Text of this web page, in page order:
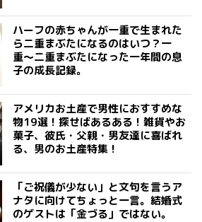
ハーフの赤ちゃんが一重で生まれた
ら二重まぶたになるのはいつ？一
重〜二重まぶたになった一年間の息
子の成長記録。
アメリカお土産で男性におすすめな
物19選！探せばあるある！雑貨やお
菓子、彼氏・父親・男友達に喜ばれ
る、男のお土産特集！
「ご祝儀が少ない」と文句を言うア
ナタに向けてちょっと一言。結婚式
のゲストは「金づる」ではない。